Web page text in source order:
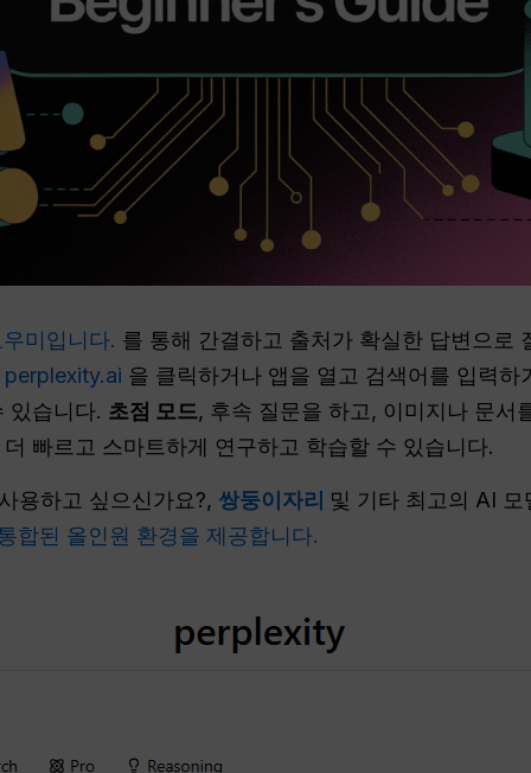
미입니다. 를 통해 간결하고 출처가 확실한 답변으로
perplexity.ai 을 클릭하거나 앱을 열고 검색어를 입력
있습니다. 초점 모드, 후속 질문을 하고, 이미지나 문서
빠르고 스마트하게 연구하고 학습할 수 있습니다.
용하고 싶으신가요?, 쌍둥이자리 및 기타 최고의 AI
합된 올인원 환경을 제공합니다.